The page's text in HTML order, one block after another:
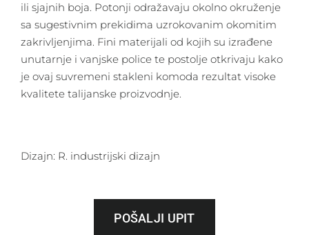
ili sjajnih boja. Potonji odražavaju okolno okruženje
sa sugestivnim prekidima uzrokovanim okomitim
zakrivljenjima. Fini materijali od kojih su izrađene
unutarnje i vanjske police te postolje otkrivaju kako
je ovaj suvremeni stakleni komoda rezultat visoke
kvalitete talijanske proizvodnje.
Dizajn: R. industrijski dizajn
POŠALJI UPIT